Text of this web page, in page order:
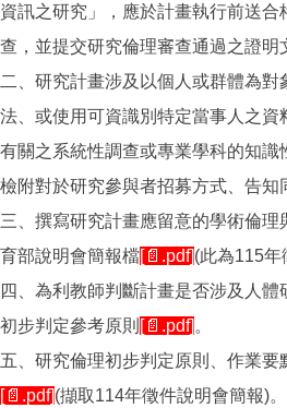
資訊之研究」，應於計畫執行前送合
查，並提交研究倫理審查通過之證明
二、研究計畫涉及以個人或群體為
法、或使用可資識別特定當事人之資
有關之系統性調查或專業學科的知識
檢附對於研究參與者招募方式、告知
三、撰寫研究計畫應留意的學術倫
育部說明會簡報檔[📄.pdf](此為115年
四、為利教師判斷計畫是否涉及人
初步判定參考原則 [📄.pdf] 。
五、研究倫理初步判定原則、作業要
[📄.pdf](擷取114年徵件說明會簡報)。